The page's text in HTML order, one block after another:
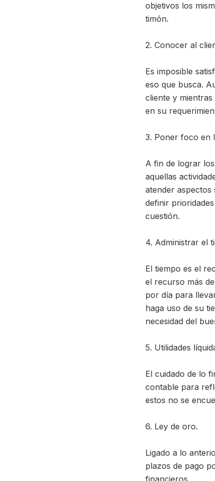
objetivos los
timón.
2. Conocer al
Es imposible
eso que busca.
cliente y
en su
3. Poner foco en
A fin de lograr
aquellas
atender
definir
cuestión.
4. Administrar el
El tiempo es el
el recurso más
por día para
haga uso de su
necesidad del
5. Utilidades
El cuidado de lo
contable para
estos no se
6. Ley de oro.
Ligado a lo
plazos de pago